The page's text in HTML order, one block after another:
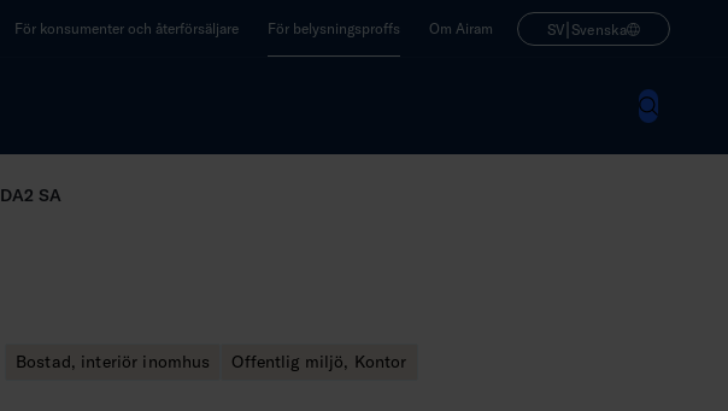
För konsumenter och återförsäljare För belysningsproffs Om Airam SV| Svenska
SA
Bostad, interiör inomhus Offentlig miljö, Kontor